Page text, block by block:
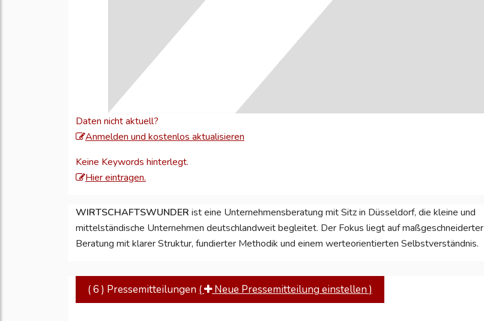
Daten nicht aktuell?
Anmelden und kostenlos aktualisieren
Ihre
Unternehmensdaten
zu
Keine Keywords hinterlegt.
Hier eintragen.
WIRTSCHAFTSWUNDER ist eine Unternehmensberatung mit Sitz in Düsseldorf, die kleine und
mittelständische Unternehmen deutschlandweit begleitet. Der Fokus liegt auf maßgeschneiderter
Beratung mit klarer Struktur, fundierter Methodik und einem werteorientierten Selbstverständnis.
( 6 ) Pressemitteilungen ( Neue Pressemitteilung einstellen )